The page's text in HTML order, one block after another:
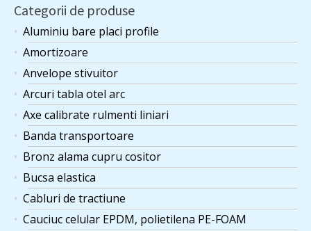
Categorii de produse
Aluminiu bare placi profile
Amortizoare
Anvelope stivuitor
Arcuri tabla otel arc
Axe calibrate rulmenti liniari
Banda transportoare
Bronz alama cupru cositor
Bucsa elastica
Cabluri de tractiune
Cauciuc celular EPDM, polietilena PE-FOAM